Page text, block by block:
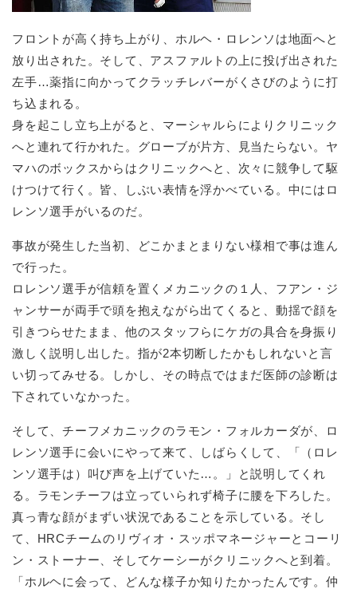
フロントが高く持ち上がり、ホルヘ・ロレンソは地面へと
放り出された。そして、アスファルトの上に投げ出された
左手…薬指に向かってクラッチレバーがくさびのように打
ち込まれる。
身を起こし立ち上がると、マーシャルらによりクリニック
へと連れて行かれた。グローブが片方、見当たらない。ヤ
マハのボックスからはクリニックへと、次々に競争して駆
けつけて行く。皆、しぶい表情を浮かべている。中にはロ
レンソ選手がいるのだ。
事故が発生した当初、どこかまとまりない様相で事は進ん
で行った。
ロレンソ選手が信頼を置くメカニックの１人、フアン・ジ
ャンサーが両手で頭を抱えながら出てくると、動揺で顔を
引きつらせたまま、他のスタッフらにケガの具合を身振り
激しく説明し出した。指が2本切断したかもしれないと言
い切ってみせる。しかし、その時点ではまだ医師の診断は
下されていなかった。
そして、チーフメカニックのラモン・フォルカーダが、ロ
レンソ選手に会いにやって来て、しばらくして、「（ロレ
ンソ選手は）叫び声を上げていた…。」と説明してくれ
る。ラモンチーフは立っていられず椅子に腰を下ろした。
真っ青な顔がまずい状況であることを示している。そし
て、HRCチームのリヴィオ・スッポマネージャーとコーリ
ン・ストーナー、そしてケーシーがクリニックへと到着。
「ホルヘに会って、どんな様子か知りたかったんです。仲